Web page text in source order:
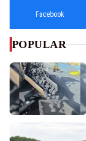
Facebook
POPULAR